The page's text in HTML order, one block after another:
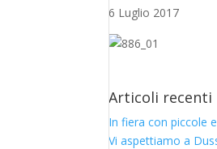
6 Luglio 2017
Articoli recenti
In fiera con piccole
Vi aspettiamo a